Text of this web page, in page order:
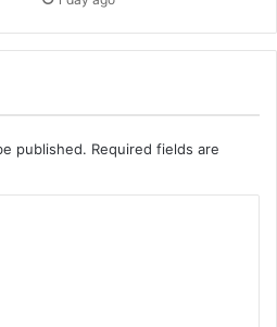
published. Required fields are